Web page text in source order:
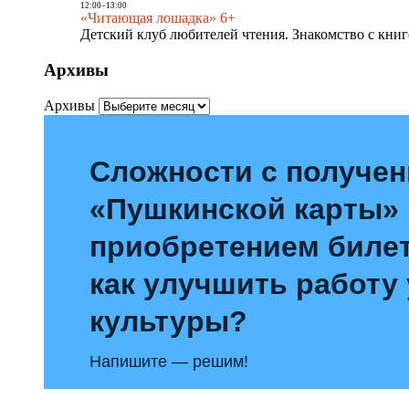
12:00- 13:00
«Читающая лошадка» 6+
Детский клуб любителей чтения. Знакомство с
Архивы
Архивы
Сложности с
«Пушкинской карты»
приобретением
как улучшить
культуры?
Напишите — решим!